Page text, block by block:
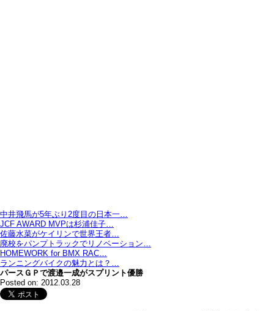
中井飛馬が5年ぶり2度目の日本一…
JCF AWARD MVPは杉浦佳子…
佐藤水菜がケイリンで世界王者…
廃校をパンプトラックでリノベーション…
HOMEWORK for BMX RAC…
ランニングバイクの魅力とは？…
パースＧＰで渡邉一成がスプリント優勝
Posted on: 2012.03.28